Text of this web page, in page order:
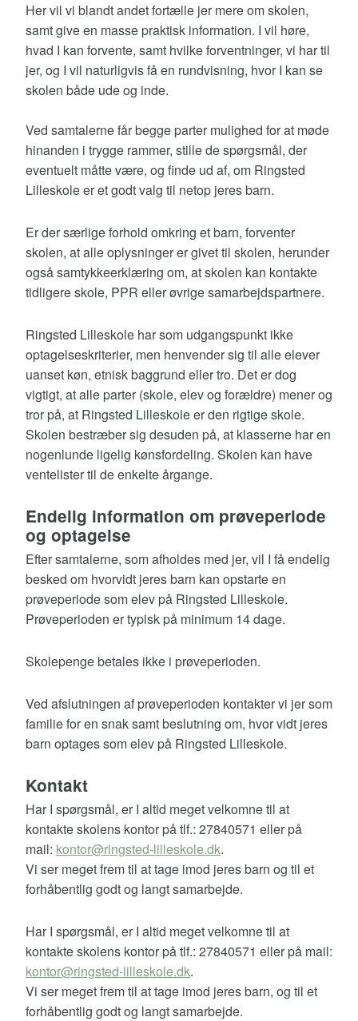
Her vil vi blandt andet fortælle jer mere om skolen,
samt give en masse praktisk information. I vil høre,
hvad I kan forvente, samt hvilke forventninger, vi har til
jer, og I vil naturligvis få en rundvisning, hvor I kan se
skolen både ude og inde.
Ved samtalerne får begge parter mulighed for at møde
hinanden i trygge rammer, stille de spørgsmål, der
eventuelt måtte være, og finde ud af, om Ringsted
Lilleskole er et godt valg til netop jeres barn.
Er der særlige forhold omkring et barn, forventer
skolen, at alle oplysninger er givet til skolen, herunder
også samtykkeerklæring om, at skolen kan kontakte
tidligere skole, PPR eller øvrige samarbejdspartnere.
Ringsted Lilleskole har som udgangspunkt ikke
optagelseskriterier, men henvender sig til alle elever
uanset køn, etnisk baggrund eller tro. Det er dog
vigtigt, at alle parter (skole, elev og forældre) mener og
tror på, at Ringsted Lilleskole er den rigtige skole.
Skolen bestræber sig desuden på, at klasserne har en
nogenlunde ligelig kønsfordeling. Skolen kan have
ventelister til de enkelte årgange.
Endelig information om prøveperiode
og optagelse
Efter samtalerne, som afholdes med jer, vil I få endelig
besked om hvorvidt jeres barn kan opstarte en
prøveperiode som elev på Ringsted Lilleskole.
Prøveperioden er typisk på minimum 14 dage.
Skolepenge betales ikke i prøveperioden.
Ved afslutningen af prøveperioden kontakter vi jer som
familie for en snak samt beslutning om, hvor vidt jeres
barn optages som elev på Ringsted Lilleskole.
Kontakt
Har I spørgsmål, er I altid meget velkomne til at
kontakte skolens kontor på tlf.: 27840571 eller på
mail: kontor@ringsted-lilleskole.dk.
Vi ser meget frem til at tage imod jeres barn og til et
forhåbentlig godt og langt samarbejde.
Har I spørgsmål, er I altid meget velkomne til at
kontakte skolens kontor på tlf.: 27840571 eller på mail:
kontor@ringsted-lilleskole.dk.
Vi ser meget frem til at tage imod jeres barn, og til et
forhåbentlig godt og langt samarbejde.